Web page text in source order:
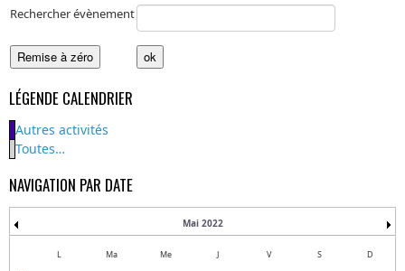
Rechercher évènement
LÉGENDE CALENDRIER
Autres activités
Toutes…
NAVIGATION PAR DATE
Mai 2022
L Ma Me J V S D